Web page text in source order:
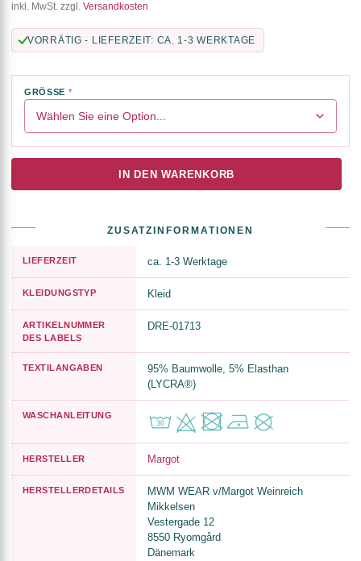
inkl. MwSt. zzgl. Versandkosten
VORRÄTIG - LIEFERZEIT: CA. 1-3 WERKTAGE
GRÖSSE
IN DEN WARENKORB
ZUSATZINFORMATIONEN
LIEFERZEIT ca. 1-3 Werktage
KLEIDUNGSTYP Kleid
ARTIKELNUMMER
DES LABELS
DRE-01713
TEXTILANGABEN
95% Baumwolle, 5% Elasthan
(LYCRA®)
WASCHANLEITUNG
HERSTELLER Margot
HERSTELLERDETAILS
MWM WEAR v/Margot Weinreich
Mikkelsen
Vestergade 12
8550 Ryomgård
Dänemark